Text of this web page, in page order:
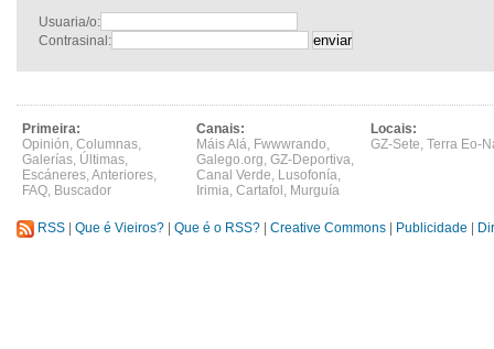
Usuaria/o:
Contrasinal:
Primeira:
Opinión, Columnas,
Galerías, Últimas,
Escáneres,Anteriores,
FAQ, Buscador
Canais:
Máis Alá, Fwwwrando,
Galego.org, GZ-Deportiva,
Canal Verde, Lusofonía,
Irimia, Cartafol , Murguía
Locais:
GZ-Sete, Terra Eo-
RSS Que é Vieiros? Que é o RSS? Creative Commons Publicidade